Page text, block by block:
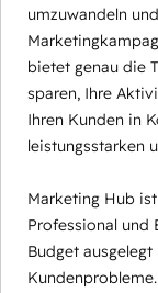
umzuwandeln
bietet genau die
sparen, Ihre
Ihren Kunden in
leistungsstarken
Marketing Hub
Professional und
Budget